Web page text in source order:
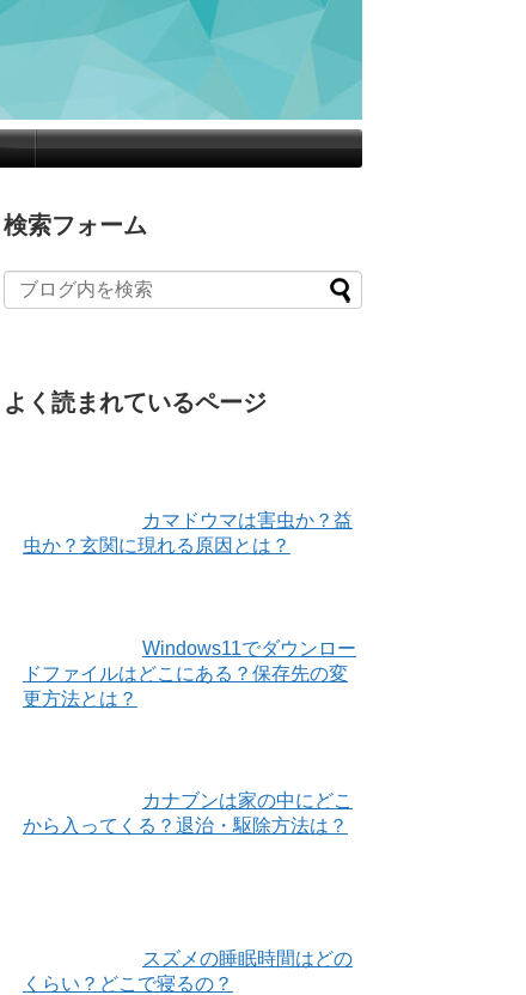
検索フォーム
よく読まれているページ
カマドウマは害虫か？益
虫か？玄関に現れる原因とは？
Windows11でダウンロー
ドファイルはどこにある？保存先の変
更方法とは？
カナブンは家の中にどこ
から入ってくる？退治・駆除方法は？
スズメの睡眠時間はどの
くらい？どこで寝るの？